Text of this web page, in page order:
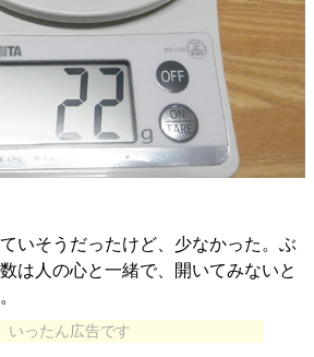
いそうだったけど、少なかった。ぶ
は人の心と一緒で、開いてみないと
いったん広告です